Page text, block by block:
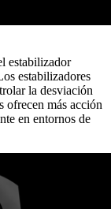
estabilizador
estabilizadores
la desviación
ofrecen más acción
en entornos de